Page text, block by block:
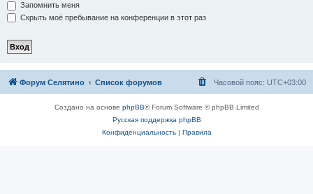
Запомнить меня
Скрыть моё пребывание на конференции в этот раз
Форум Селятино Список форумов Часовой пояс: UTC+03:00
Создано на основе phpBB® Forum Software © phpBB Limited
Русская поддержка phpBB
Конфиденциальность| Правила